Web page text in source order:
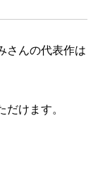
さんの代表作は
けます。